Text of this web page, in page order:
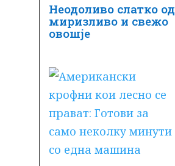
Неодоливо слатко од
миризливо и свежо
овошје